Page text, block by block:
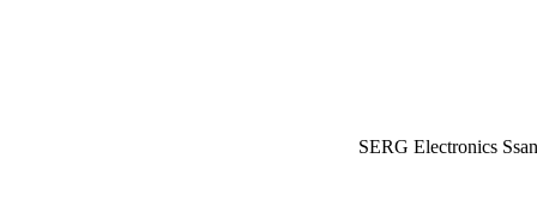
SERG Electronics